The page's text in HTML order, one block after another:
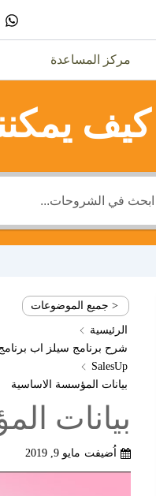
مركز المساعدة
كيف
< جميع الموضوعات
الرئيسية
شرح برنامج سيلز اب
SalesUp
بيانات المؤسسة الاساسية
بيانات
اُضيفت مايو 9, 2019